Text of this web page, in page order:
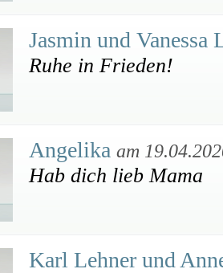
Jasmin und Vanessa
Ruhe in Frieden!
Angelika am
Hab dich lieb Mama
Karl Lehner und